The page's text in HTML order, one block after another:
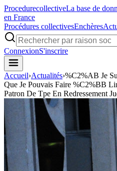
ProcedurecollectiveLa base de
en France
Procédures collectivesEnchères
ConnexionS'inscrire
Accueil›Actualités›%C2%AB Je
Que Je Pouvais Faire %C2%BB
Patron De Tpe En Redressement